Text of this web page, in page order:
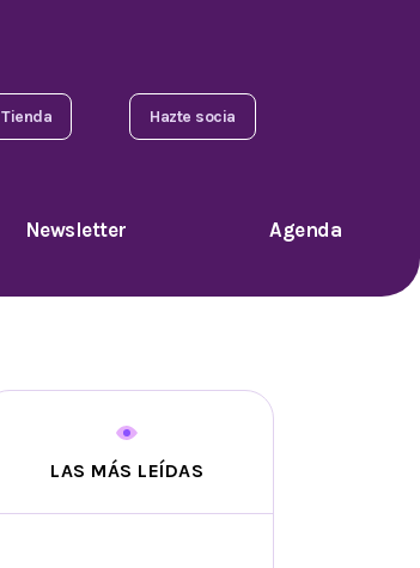
Tienda Hazte socia
Newsletter Agenda
LAS MÁS LEÍDAS